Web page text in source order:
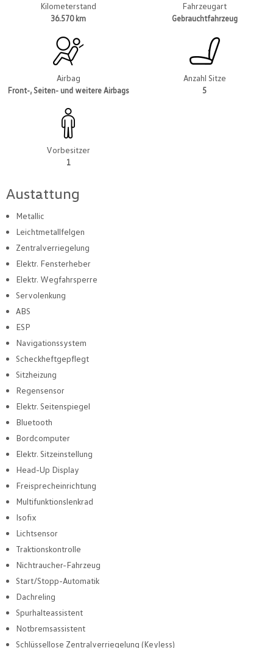
Kilometerstand
36.570 km
Fahrzeugart
Gebrauchtfahrzeug
Airbag
Front-, Seiten- und weitere Airbags
Anzahl Sitze
5
Vorbesitzer
1
Austattung
Metallic
Leichtmetallfelgen
Zentralverriegelung
Elektr. Fensterheber
Elektr. Wegfahrsperre
Servolenkung
ABS
ESP
Navigationssystem
Scheckheftgepflegt
Sitzheizung
Regensensor
Elektr. Seitenspiegel
Bluetooth
Bordcomputer
Elektr. Sitzeinstellung
Head-Up Display
Freisprecheinrichtung
Multifunktionslenkrad
Isofix
Lichtsensor
Traktionskontrolle
Nichtraucher-Fahrzeug
Start/Stopp-Automatik
Dachreling
Spurhalteassistent
Notbremsassistent
Schlüssellose Zentralverriegelung (Keyless)